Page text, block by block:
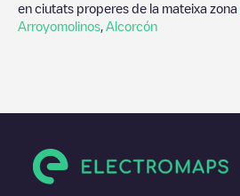
en ciutats properes de la mateixa zona
Arroyomolinos Alcorcón